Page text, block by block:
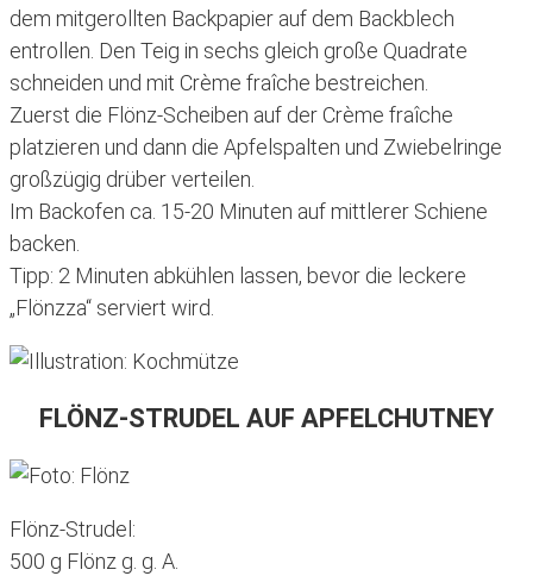
dem mitgerollten Backpapier auf dem Backblech
entrollen. Den Teig in sechs gleich große Quadrate
schneiden und mit Crème fraîche bestreichen.
Zuerst die Flönz-Scheiben auf der Crème fraîche
platzieren und dann die Apfelspalten und Zwiebelringe
großzügig drüber verteilen.
Im Backofen ca. 15-20 Minuten auf mittlerer Schiene
backen.
Tipp: 2 Minuten abkühlen lassen, bevor die leckere
„Flönzza“ serviert wird.
FLÖNZ-STRUDEL AUF APFELCHUTNEY
Flönz-Strudel:
500 g Flönz g. g. A.